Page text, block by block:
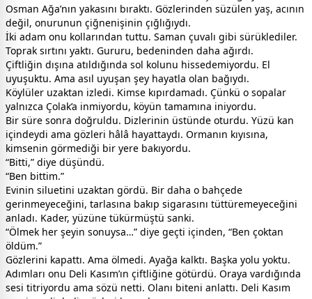
Osman Ağa’nın yakasını bıraktı. Gözlerinden süzülen yaş, acının
değil, onurunun çiğnenişinin çığlığıydı.
İki adam onu kollarından tuttu. Saman çuvalı gibi sürüklediler.
Toprak sırtını yaktı. Gururu, bedeninden daha ağırdı.
Çiftliğin dışına atıldığında sol kolunu hissedemiyordu. El
uyuşuktu. Ama asıl uyuşan şey hayatla olan bağıydı.
Köylüler uzaktan izledi. Kimse kıpırdamadı. Çünkü o sopalar
yalnızca Çolak’a inmiyordu, köyün tamamına iniyordu.
Bir süre sonra doğruldu. Dizlerinin üstünde oturdu. Yüzü kan
içindeydi ama gözleri hâlâ hayattaydı. Ormanın kıyısına,
kimsenin görmediği bir yere bakıyordu.
“Bitti,” diye düşündü.
“Ben bittim.”
Evinin siluetini uzaktan gördü. Bir daha o bahçede
gerinmeyeceğini, tarlasına bakıp sigarasını tüttüremeyeceğini
anladı. Kader, yüzüne tükürmüştü sanki.
“Ölmek her şeyin sonuysa…” diye geçti içinden, “Ben çoktan
öldüm.”
Gözlerini kapattı. Ama ölmedi. Ayağa kalktı. Başka yolu yoktu.
Adımları onu Deli Kasım’ın çiftliğine götürdü. Oraya vardığında
sesi titriyordu ama sözü netti. Olanı biteni anlattı. Deli Kasım